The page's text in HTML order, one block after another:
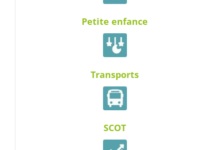
Petite enfance
Transports
SCOT